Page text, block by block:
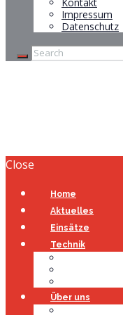
Impressum
Datenschutz
Close
Home
Aktuelles
Einsätze
Technik
Über uns